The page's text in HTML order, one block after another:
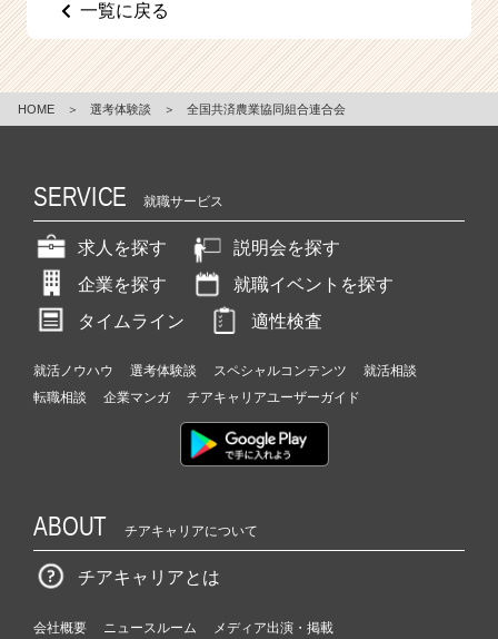
一覧に戻る
HOME ＞ 選考体験談 ＞ 全国共済農業協同組合連合会
SERVICE 就職サービス
求人を探す
説明会を探す
企業を探す
就職イベントを探す
タイムライン
適性検査
就活ノウハウ 選考体験談 スペシャルコンテンツ
就活相談
転職相談
企業マンガ チアキャリアユーザーガイド
ABOUT チアキャリアについて
チアキャリアとは
会社概要 ニュースルーム
メディア出演・掲載